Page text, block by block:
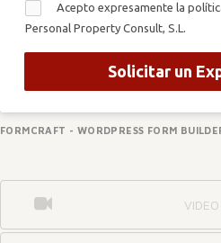
Acepto expresamente la
Personal Property Consult, S.L.
Solicitar un
FORMCRAFT - WORDPRESS FORM
VIDEO